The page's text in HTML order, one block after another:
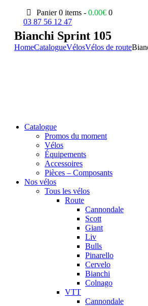
Panier 0 items -0.00€ 0
03 87 56 12 47
Bianchi Sprint 105
HomeCatalogueVélosVélos de route
Catalogue
Promos du moment
Vélos
Équipements
Accessoires
Pièces – Composants
Nos vélos
Tous les vélos
Route
Cannondale
Scott
Giant
Liv
Bulls
Pinarello
Cervelo
Bianchi
Colnago
VTT
Cannondale